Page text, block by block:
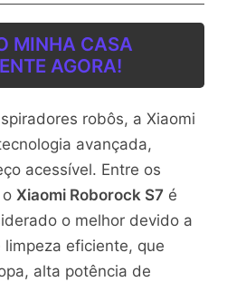
MINHA CASA
AGORA!
robôs, a Xiaomi
avançada,
acessível. Entre os
Xiaomi Roborock S7 é
o melhor devido a
eficiente, que
alta potência de